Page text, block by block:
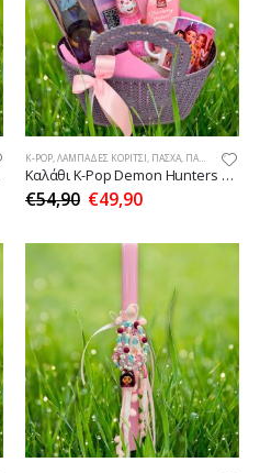
K-POP,ΛΑΜΠΆΔΕΣ ΚΟΡΊΤΣΙ , ΠΆΣΧΑ, ΠΑΣΧΑΛΙΝΈΣ ΠΡΟΤΆΣΕΙΣ ΔΏΡΩΝ
Καλάθι K-Pop Demon Hunters Zoey με λαμπάδα κ δώρο
€54,90 €49,90